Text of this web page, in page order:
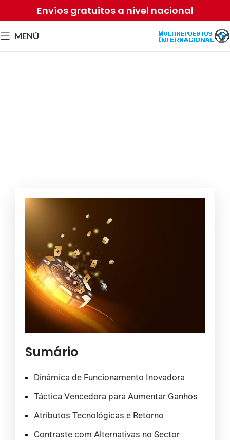
Envíos gratuitos a nivel nacional
MENÚ
Sumário
Dinâmica de Funcionamento Inovadora
Táctica Vencedora para Aumentar Ganhos
Atributos Tecnológicas e Retorno
Contraste com Alternativas no Sector